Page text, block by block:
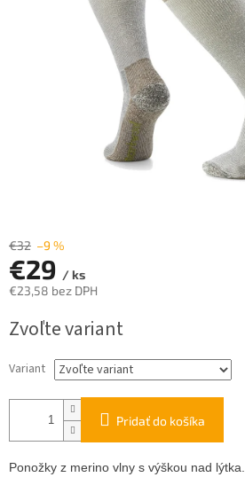
hviezdičiek.
€32 –9 %
€29 / ks
€23,58 bez DPH
cena:
Zvoľte variant
Variant
Pridať do košíka
Ponožky z merino vlny s výškou nad lýtka.